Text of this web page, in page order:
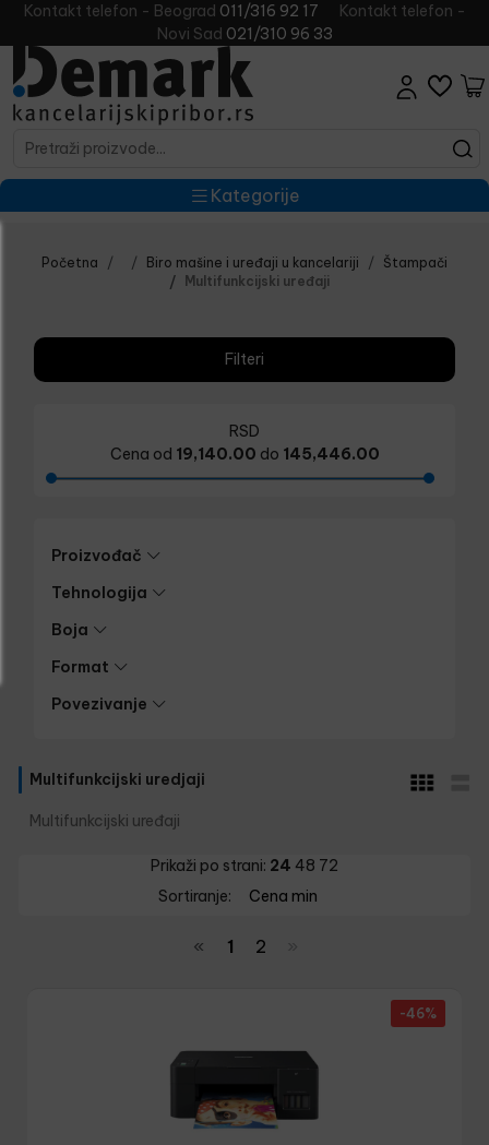
Kontakt telefon - Beograd 011/316 92 17
Kontakt telefon -
Novi Sad 021/310 96 33
Kategorije
Početna Biro mašine i uređaji u kancelariji
Štampači
Multifunkcijski uređaji
Filteri
RSD
Cena od 19,140.00 do 145,446.00
Proizvođač
Tehnologija
Boja
Format
Povezivanje
Multifunkcijski uredjaji
Multifunkcijski uređaji
Prikaži po strani: 24 48 72
Sortiranje:
Cena min
« 1 2
-46%